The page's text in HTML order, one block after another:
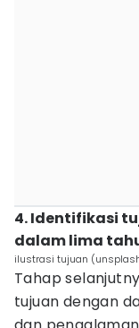
4. Identifikasi
dalam lima
ilustrasi tujuan
Tahap
tujuan dengan